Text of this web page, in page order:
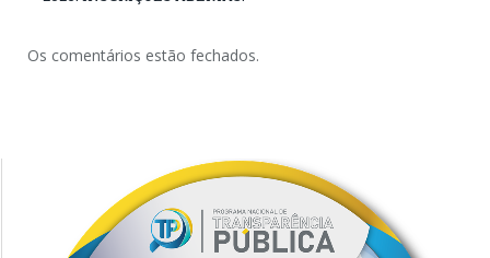
Os comentários estão fechados.